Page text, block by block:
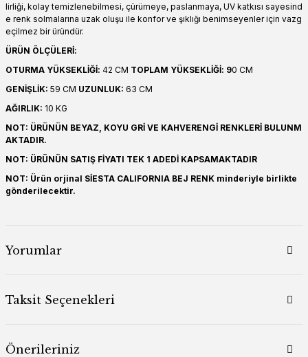
lirliği, kolay temizlenebilmesi, çürümeye, paslanmaya, UV katkısı sayesind
e renk solmalarına uzak oluşu ile konfor ve şıklığı benimseyenler için vazg
eçilmez bir üründür.
ÜRÜN ÖLÇÜLERİ:
OTURMA YÜKSEKLİĞİ: 42 CM TOPLAM YÜKSEKLİĞİ: 90 CM
GENİŞLİK: 59 CM UZUNLUK: 63 CM
AĞIRLIK: 10 KG
NOT: ÜRÜNÜN BEYAZ, KOYU GRİ VE KAHVERENGİ RENKLERİ BULUNM
AKTADIR.
NOT: ÜRÜNÜN SATIŞ FİYATI TEK 1 ADEDİ KAPSAMAKTADIR
NOT: Ürün orjinal SİESTA CALIFORNIA BEJ RENK minderiyle birlikte
gönderilecektir.
Yorumlar
Taksit Seçenekleri
Önerileriniz